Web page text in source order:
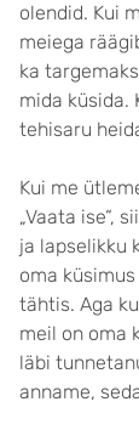
olendid. Kui
meiega
ka
mida küsida.
tehisaru
Kui me
„Vaata ise“,
ja lapselikku
oma
tähtis. Aga
meil on oma
läbi
anname,